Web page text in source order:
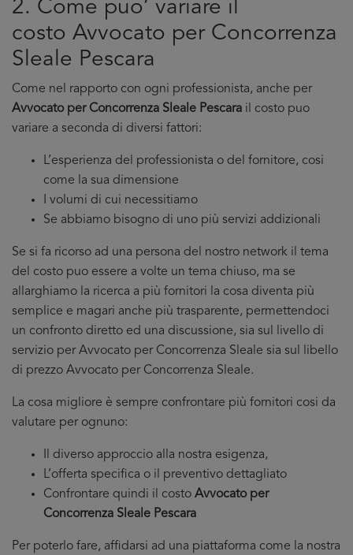
2. Come puo’ variare il
costo Avvocato per Concorrenza
Sleale Pescara
Come nel rapporto con ogni professionista, anche per
Avvocato per Concorrenza Sleale Pescara il costo puo
variare a seconda di diversi fattori:
L’esperienza del professionista o del fornitore, cosi
come la sua dimensione
I volumi di cui necessitiamo
Se abbiamo bisogno di uno più servizi addizionali
Se si fa ricorso ad una persona del nostro network il tema
del costo puo essere a volte un tema chiuso, ma se
allarghiamo la ricerca a più fornitori la cosa diventa più
semplice e magari anche più trasparente, permettendoci
un confronto diretto ed una discussione, sia sul livello di
servizio per Avvocato per Concorrenza Sleale sia sul libello
di prezzo Avvocato per Concorrenza Sleale.
La cosa migliore è sempre confrontare più fornitori cosi da
valutare per ognuno:
Il diverso approccio alla nostra esigenza,
L’offerta specifica o il preventivo dettagliato
Confrontare quindi il costo Avvocato per
Concorrenza Sleale Pescara
Per poterlo fare, affidarsi ad una piattaforma come la nostra